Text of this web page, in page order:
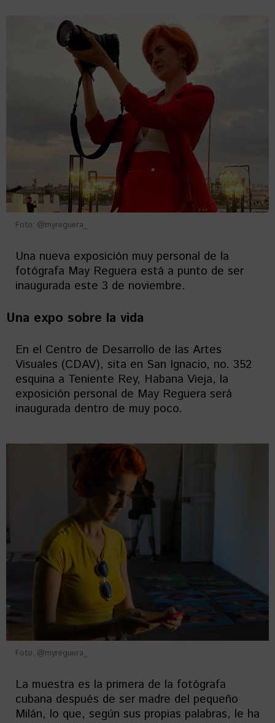
Foto: @myreguera_
Una nueva exposición muy personal de la
fotógrafa May Reguera está a punto de ser
inaugurada este 3 de noviembre.
Una expo sobre la vida
En el Centro de Desarrollo de las Artes
Visuales (CDAV), sita en San Ignacio, no. 352
esquina a Teniente Rey, Habana Vieja, la
exposición personal de May Reguera será
inaugurada dentro de muy poco.
Foto: @myreguera_
La muestra es la primera de la fotógrafa
cubana después de ser madre del pequeño
Milán, lo que, según sus propias palabras, le ha